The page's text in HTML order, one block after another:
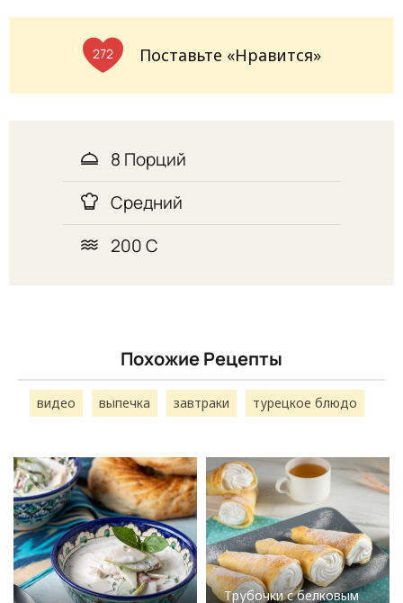
272 Поставьте «Нравится»
8 Порций
Средний
200 C
Похожие Рецепты
видео выпечка завтраки турецкое блюдо
Трубочки с белковым